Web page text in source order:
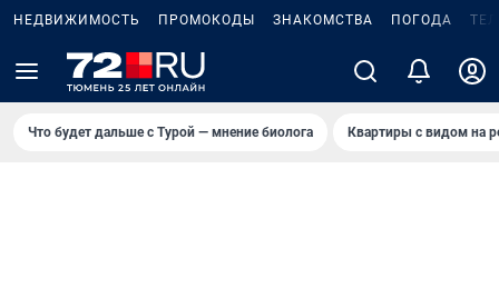
НЕДВИЖИМОСТЬ ПРОМОКОДЫ ЗНАКОМСТВА ПОГОДА
Что будет дальше с Турой — мнение биолога Квартиры с видом на